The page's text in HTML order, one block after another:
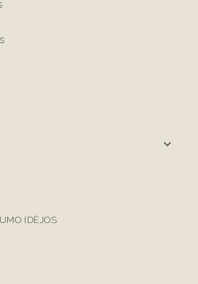
IDĖJOS